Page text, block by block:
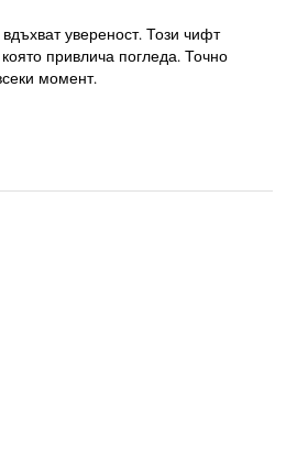
увереност. Този чифт
привлича погледа. Точно
момент.